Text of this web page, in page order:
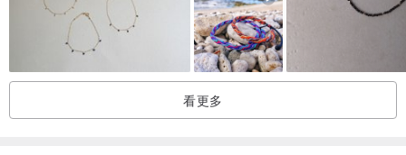
依台湾消费者保护法，
饰品（耳环、耳针、项链、戒指、手环等）
属个人卫生用品，
故无鉴赏期并基于个人卫生原则亦不受理退换货。
看更多